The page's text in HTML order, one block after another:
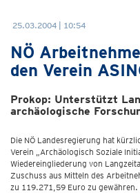
25.03.2004 | 10:54
NÖ
den Verein
Prokop: Unterstützt
archäologische
Die NÖ Landesregierung hat
Verein „Archäologisch Soziale
Wiedereingliederung von
Zuschuss aus Mitteln des
zu 119.271,59 Euro zu